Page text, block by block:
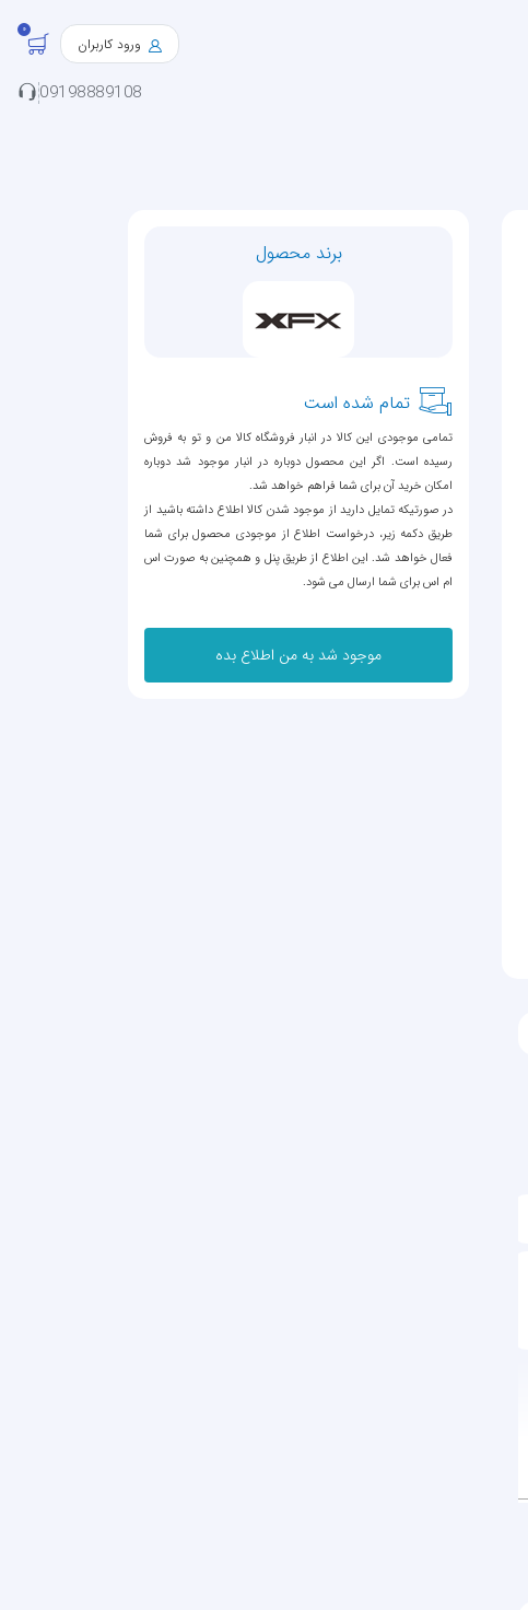
ورود کاربران
0
09198889108
برند محصول
تمام شده است
تمامی موجودی این کالا در انبار فروشگاه کالا من و تو به فروش
رسیده است. اگر این محصول دوباره در انبار موجود شد دوباره
امکان خرید آن برای شما فراهم خواهد شد.
در صورتیکه تمایل دارید از موجود شدن کالا اطلاع داشته باشید از
طریق دکمه زیر، درخواست اطلاع از موجودی محصول برای شما
فعال خواهد شد. این اطلاع از طریق پنل و همچنین به صورت اس
ام اس برای شما ارسال می شود.
موجود شد به من اطلاع بده